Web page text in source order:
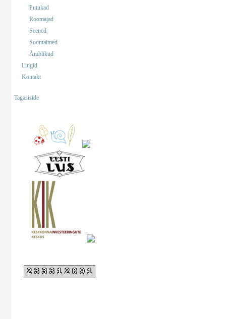
Putukad
Roomajad
Seened
Soontaimed
Ämblikud
Lingid
Kontakt
Tagasiside
233312091